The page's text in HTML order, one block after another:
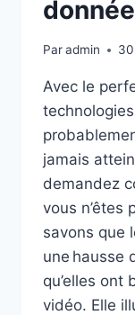
Paradmin
Avec le
jamais
demandez
vous n’êtes
savons que
une hausse
qu’elles ont
vidéo. Elle